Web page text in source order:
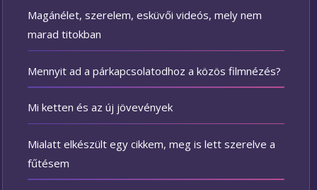
Magánélet, szerelem, esküvői videós, mely nem
marad titokban
Mennyit ad a párkapcsolatodhoz a közös filmnézés?
Mi ketten és az új jövevények
Mialatt elkészült egy cikkem, meg is lett szerelve a
fűtésem